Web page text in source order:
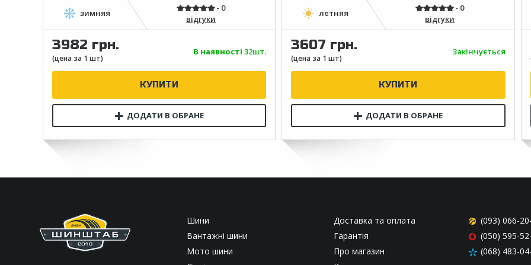
відгуки
3982 грн. В наявності 32шт.
відгуки
3607 грн. Закінчується
Шини
Вантажні шини
Мото шини
Доставка та оплата
Гарантія
Про магазин
(093) 066-
(050) 595-
(068) 483-